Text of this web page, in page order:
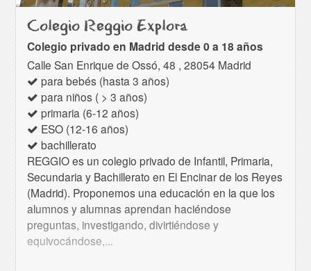
Colegio Reggio Explora
Colegio privado en Madrid desde 0 a 18 años
Calle San Enrique de Ossó, 48 , 28054 Madrid
para bebés (hasta 3 años)
para niños ( > 3 años)
primaria (6-12 años)
ESO (12-16 años)
bachillerato
REGGIO es un colegio privado de Infantil, Primaria,
Secundaria y Bachillerato en El Encinar de los Reyes
(Madrid). Proponemos una educación en la que los
alumnos y alumnas aprendan haciéndose
preguntas, investigando, divirtiéndose y
equivocándose,...